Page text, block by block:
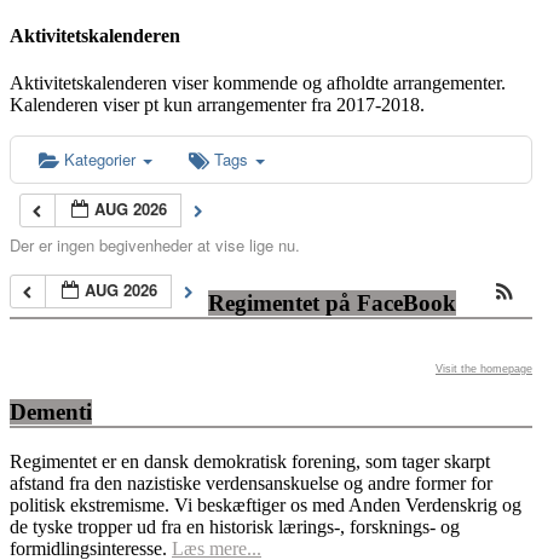
Aktivitetskalenderen
Aktivitetskalenderen viser kommende og afholdte arrangementer.
Kalenderen viser pt kun arrangementer fra 2017-2018.
Kategorier Tags
AUG 2026
Der er ingen begivenheder at vise lige nu.
AUG 2026
Regimentet på FaceBook
Visit the homepage
Dementi
Regimentet er en dansk demokratisk forening, som tager skarpt
afstand fra den nazistiske verdensanskuelse og andre former for
politisk ekstremisme. Vi beskæftiger os med Anden Verdenskrig og
de tyske tropper ud fra en historisk lærings-, forsknings- og
formidlingsinteresse. Læs mere...